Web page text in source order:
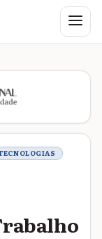
Abrir